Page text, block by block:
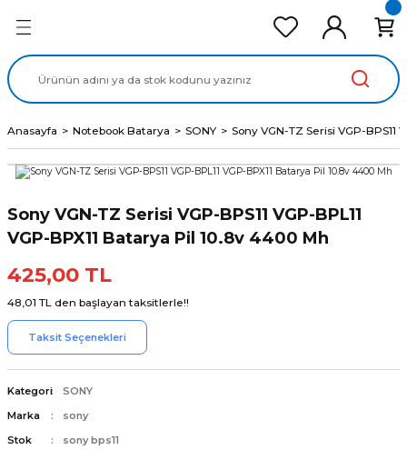
Ekran Panel
Data Kablo
Anasayfa Notebook Batarya SONY Sony VGN-TZ Serisi VGP-BPS11
Sony VGN-TZ Serisi VGP-BPS11 VGP-BPL11
VGP-BPX11 Batarya Pil 10.8v 4400 Mh
425,00 TL
48,01 TL den başlayan taksitlerle!!
Taksit Seçenekleri
Kategori
SONY
Marka
sony
Stok
sony bps11